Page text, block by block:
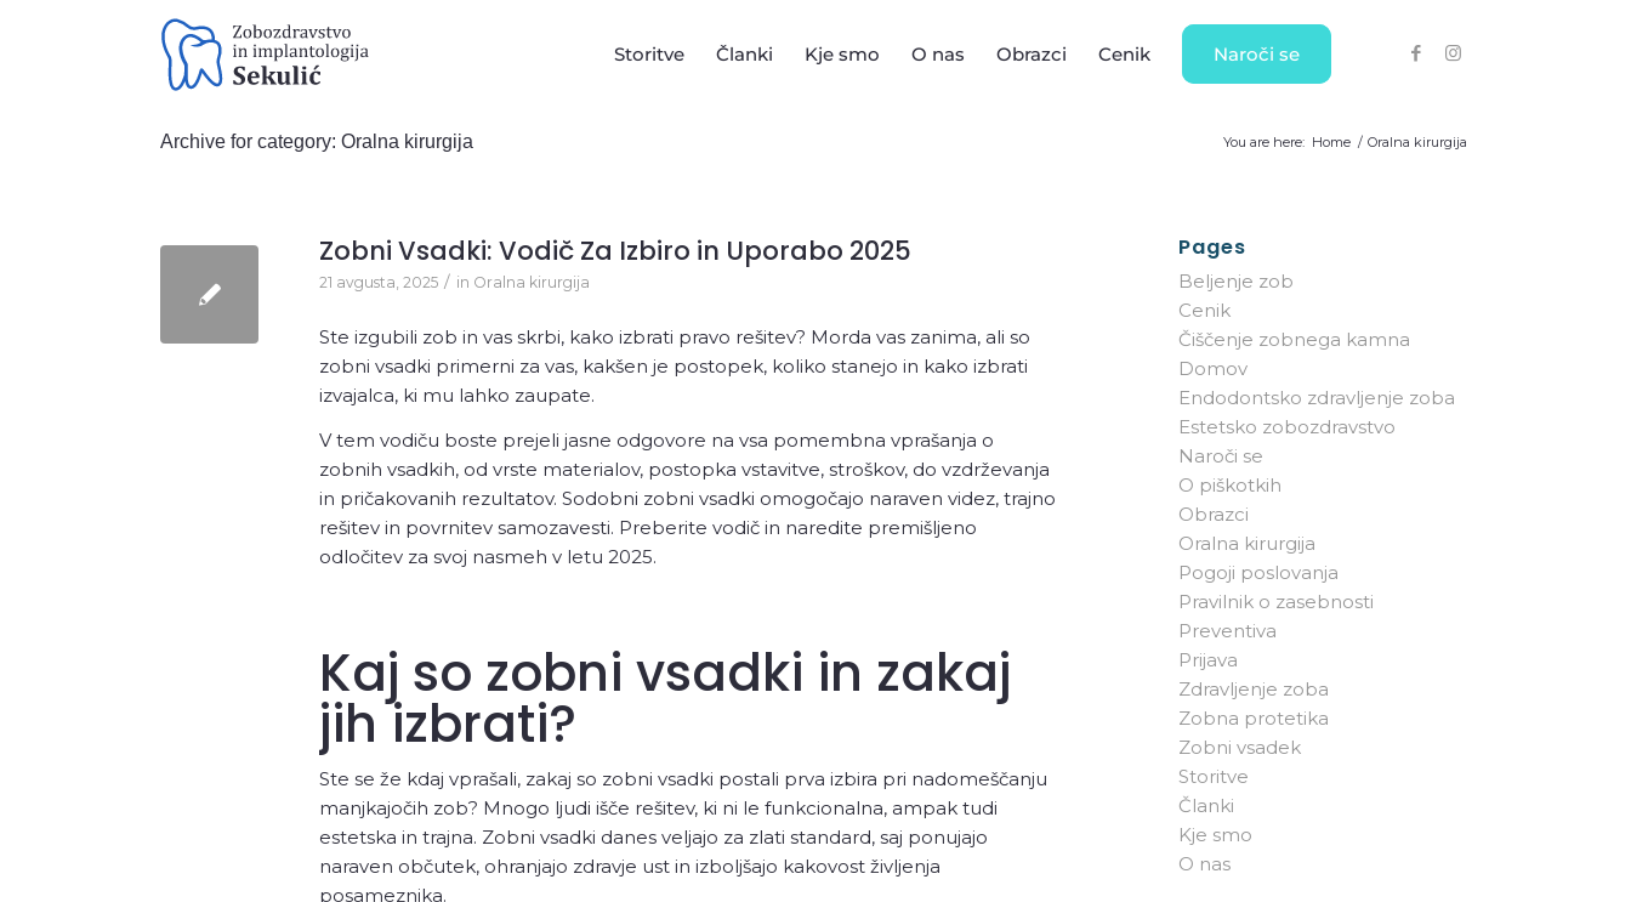
Storitve Članki Kje smo O nas Obrazci Cenik Naroči se
Preventiva
Stomatološki pregled
Paradontološki pregled z
Čiščenje zobnega kamna
Zdravljenje zoba Oralna kirurgija
Odstranjevanje zob
Zobna protetika
Zobne prevleka oz. krona
Zobna prevleka na
implantatu
Inlay/onlay delne prevleke
zobozdravstvo
Bela plomba
Lasersko beljenje zob
Zobni nakit
Archive for category: Oralna kirurgija You are here: Home / Oralna kirurgija
Zobni Vsadki: Vodič Za Izbiro in Uporabo 2025
21 avgusta, 2025 / in Oralna kirurgija
Ste izgubili zob in vas skrbi, kako izbrati pravo rešitev? Morda vas zanima, ali so
zobni vsadki primerni za vas, kakšen je postopek, koliko stanejo in kako izbrati
izvajalca, ki mu lahko zaupate.
V tem vodiču boste prejeli jasne odgovore na vsa pomembna vprašanja o
zobnih vsadkih, od vrste materialov, postopka vstavitve, stroškov, do vzdrževanja
in pričakovanih rezultatov. Sodobni zobni vsadki omogočajo naraven videz, trajno
rešitev in povrnitev samozavesti. Preberite vodič in naredite premišljeno
odločitev za svoj nasmeh v letu 2025.
Kaj so zobni vsadki in zakaj
jih izbrati?
Ste se že kdaj vprašali, zakaj so zobni vsadki postali prva izbira pri nadomeščanju
manjkajočih zob? Mnogo ljudi išče rešitev, ki ni le funkcionalna, ampak tudi
estetska in trajna. Zobni vsadki danes veljajo za zlati standard, saj ponujajo
naraven občutek, ohranjajo zdravje ust in izboljšajo kakovost življenja
posameznika.
Pages
Beljenje zob
Cenik
Čiščenje zobnega kamna
Domov
Endodontsko zdravljenje zoba
Estetsko zobozdravstvo
Naroči se
O piškotkih
Obrazci
Oralna kirurgija
Pogoji poslovanja
Pravilnik o zasebnosti
Preventiva
Prijava
Zdravljenje zoba
Zobna protetika
Zobni vsadek
Storitve
Članki
Kje smo
O nas